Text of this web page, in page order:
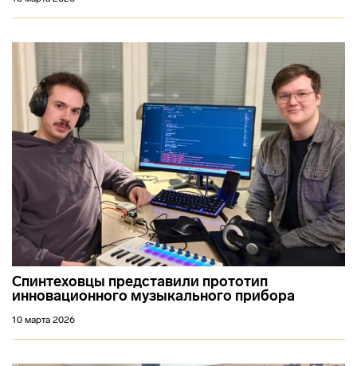
Спинтеховцы представили прототип
инновационного музыкального прибора
10 марта 2026